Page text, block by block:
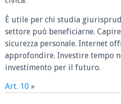
È utile per chi studia
settore può beneficiarne.
sicurezza personale. Internet
approfondire. Investire tempo
investimento per il futuro.
Art. 10 »